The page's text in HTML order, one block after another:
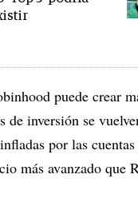
puede crear
de inversión se
por las
más avanzado que